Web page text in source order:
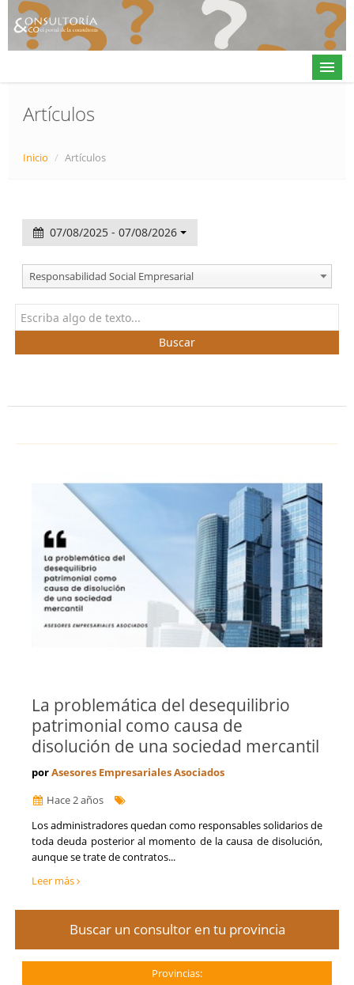
Contacto
𝕏
Artículos
Inicio / Artículos
07/08/2025 - 07/08/2026
Responsabilidad Social Empresarial
Buscar
La problemática del desequilibrio
patrimonial como causa de
disolución de una sociedad mercantil
porAsesores Empresariales Asociados
Hace 2 años
​Los administradores quedan como responsables solidarios de
toda deuda posterior al momento de la causa de disolución,
aunque se trate de contratos...
Leer más
Buscar un consultor en tu provincia
Provincias: